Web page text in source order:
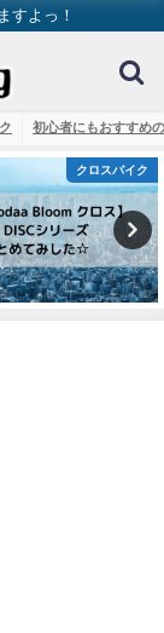
すよっ！
初心者にもおすすめ
クロスバイク